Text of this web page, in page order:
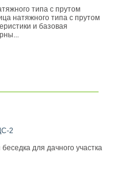
типа с прутом
натяжного типа с прутом
и базовая
2
для дачного участка